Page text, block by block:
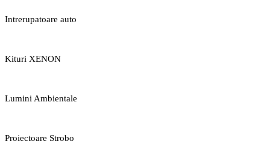
Intrerupatoare auto
Kituri XENON
Lumini Ambientale
Proiectoare Strobo